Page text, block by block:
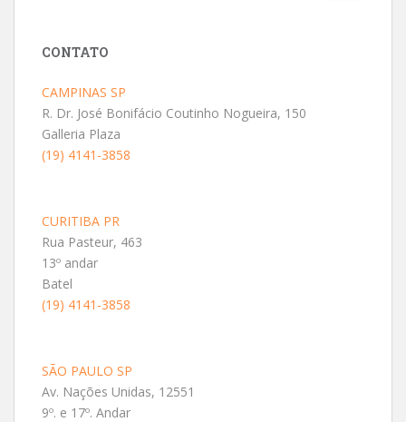
CONTATO
CAMPINAS SP
R. Dr. José Bonifácio Coutinho Nogueira, 150
Galleria Plaza
(19) 4141-3858
CURITIBA PR
Rua Pasteur, 463
13º andar
Batel
(19) 4141-3858
SÃO PAULO SP
Av. Nações Unidas, 12551
9º. e 17º. Andar